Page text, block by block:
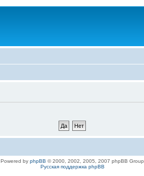
Powered by phpBB © 2000, 2002, 2005, 2007 phpBB Group
Русская поддержка phpBB